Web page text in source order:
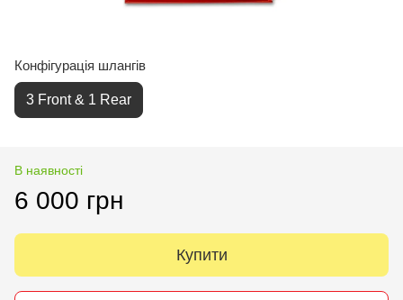
Конфігурація шлангів
3 Front & 1 Rear
В наявності
6 000 грн
Купити